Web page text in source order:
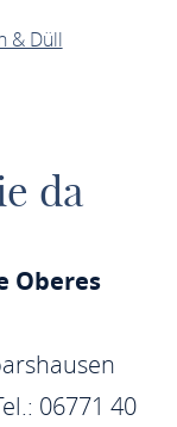
& Düll
da
Oberes
06771 40